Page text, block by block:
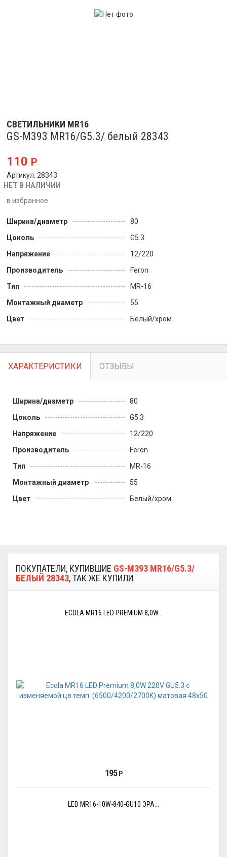
СВЕТИЛЬНИКИ MR16
GS-M393 MR16/G5.3/ белый 28343
110 Р
Артикул: 28343
НЕТ В НАЛИЧИИ
в избранное
Ширина/диаметр
80
Цоколь
G5.3
Напряжение
12/220
Производитель
Feron
Тип
MR-16
Монтажный диаметр
55
Цвет
Белый/хром
ХАРАКТЕРИСТИКИ ОТЗЫВЫ
Ширина/диаметр
80
Цоколь
G5.3
Напряжение
12/220
Производитель
Feron
Тип
MR-16
Монтажный диаметр
55
Цвет
Белый/хром
ПОКУПАТЕЛИ, КУПИВШИЕ GS-M393 MR16/G5.3/
БЕЛЫЙ 28343, ТАК ЖЕ КУПИЛИ
ECOLA MR16 LED PREMIUM 8,0W...
195 Р
LED MR16-10W-840-GU10 ЭРА...